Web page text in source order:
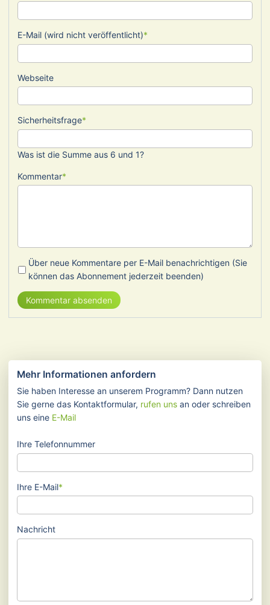
Pflichtfeld
E-Mail (wird nicht veröffentlicht)*
Webseite
Pflichtfeld
Sicherheitsfrage*
Was ist die Summe aus 6 und 1?
Pflichtfeld
Kommentar*
Über neue Kommentare per E-Mail benachrichtigen (Sie
können das Abonnement jederzeit beenden)
Kommentar absenden
Mehr Informationen anfordern
Sie haben Interesse an unserem Programm? Dann nutzen
Sie gerne das Kontaktformular, rufen uns an oder schreiben
uns eine E-Mail
Ihre Telefonnummer
Pflichtfeld
Ihre E-Mail*
Nachricht